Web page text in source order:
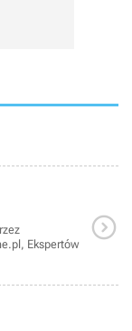
Ekspertów
